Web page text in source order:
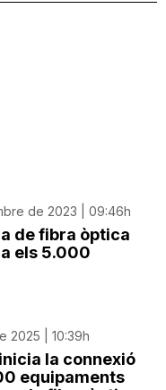
de 2023 | 09:46h
de fibra òptica
els 5.000
2025 | 10:39h
la connexió
equipaments